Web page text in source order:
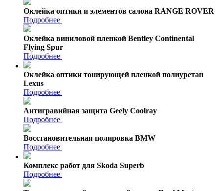
Оклейка оптики и элементов салона RANGE ROVER
Подробнее
Оклейка виниловой пленкой Bentley Continental
Flying Spur
Подробнее
Оклейка оптики тонирующей пленкой полиуретан
Lexus
Подробнее
Антигравийная защита Geely Coolray
Подробнее
Восстановительная полировка BMW
Подробнее
Комплекс работ для Skoda Superb
Подробнее